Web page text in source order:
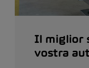
Il miglior
vostra